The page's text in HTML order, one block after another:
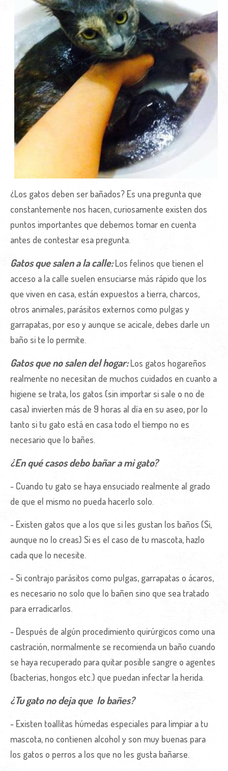
¿Los gatos deben ser bañados? Es una pregunta que
constantemente nos hacen, curiosamente existen dos
puntos importantes que debemos tomar en cuenta
antes de contestar esa pregunta.
Gatos que salen a la calle: Los felinos que tienen el
acceso a la calle suelen ensuciarse más rápido que los
que viven en casa, están expuestos a tierra, charcos,
otros animales, parásitos externos como pulgas y
garrapatas, por eso y aunque se acicale, debes darle un
baño si te lo permite.
Gatos que no salen del hogar:Los gatos hogareños
realmente no necesitan de muchos cuidados en cuanto a
higiene se trata, los gatos (sin importar si sale o no de
casa) invierten más de 9 horas al día en su aseo, por lo
tanto si tu gato está en casa todo el tiempo no es
necesario que lo bañes.
¿En qué casos debo bañar a mi gato?
- Cuando tu gato se haya ensuciado realmente al grado
de que el mismo no pueda hacerlo solo.
- Existen gatos que a los que si les gustan los baños (Si,
aunque no lo creas) Si es el caso de tu mascota, hazlo
cada que lo necesite.
- Si contrajo parásitos como pulgas, garrapatas o ácaros,
es necesario no solo que lo bañen sino que sea tratado
para erradicarlos.
- Después de algún procedimiento quirúrgicos como una
castración, normalmente se recomienda un baño cuando
se haya recuperado para quitar posible sangre o agentes
(bacterias, hongos etc.) que puedan infectar la herida.
¿Tu gato no deja que lo bañes?
- Existen toallitas húmedas especiales para limpiar a tu
mascota, no contienen alcohol y son muy buenas para
los gatos o perros a los que no les gusta bañarse.